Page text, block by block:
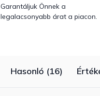
Garantáljuk Önnek a
legalacsonyabb árat a piacon.
Hasonló (16)